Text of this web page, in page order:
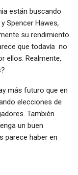
están buscando
Spencer Hawes,
su rendimiento
que todavía no
ellos. Realmente,
más futuro que en
elecciones de
También
un buen
parece haber en